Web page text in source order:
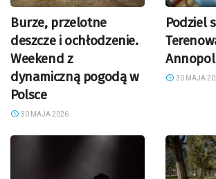
Burze, przelotne
deszcze i ochłodzenie.
Weekend z
dynamiczną pogodą w
Polsce
30 MAJA 2026
Podziel
30 MAJA